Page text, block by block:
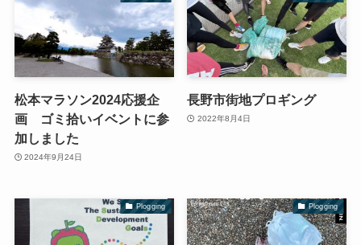
松本マラソン2024応援企
画 ゴミ拾いイベントに参
加しました
2024年9月24日
長野市街地プロギング
2022年8月4日
Plogging Plogging